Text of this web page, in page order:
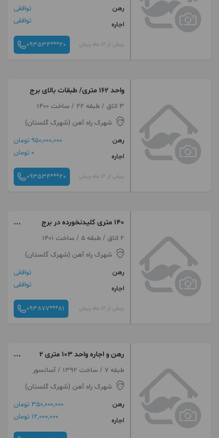
رهن
توافقی
اجاره
توافقی
بیش از 12 ماه پیش 093534***20
واحد ۱۶۲ متری/ طبقات بالای برج
3 اتاق / طبقه 22 / ساخت 1400
شهرک راه آهن (شهرک گلستان)
رهن
950,000,000 تومان
اجاره
0 تومان
بیش از 12 ماه پیش 093534***20
۱۴۰ متری کلیدنخورده در برج
شخصی ساز دریاچه
2 اتاق / طبقه 5 / ساخت 1401
شهرک راه آهن (شهرک گلستان)
رهن
توافقی
اجاره
توافقی
بیش از 12 ماه پیش 093877***81
رهن و اجاره واحد ۱۰۳ متری ۲
خواب
طبقه 7 / ساخت 1392 / آسانسور
شهرک راه آهن (شهرک گلستان)
رهن
350,000,000 تومان
اجاره
12,000,000 تومان